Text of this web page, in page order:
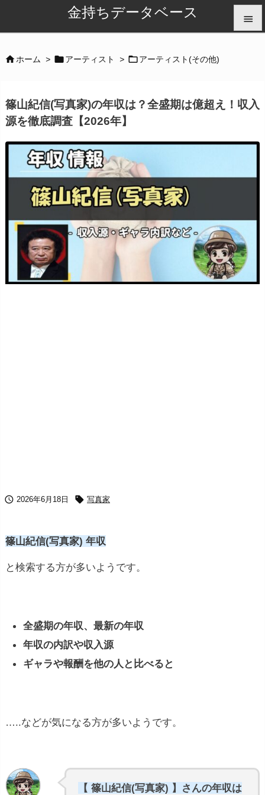
金持ちデータベース 


ホーム > アーティスト > アーティスト(その他)
篠山紀信(写真家)の年収は？全盛期は億超え！収入
源を徹底調査【2026年】
 2026年6月18日  写真家
篠山紀信(写真家) 年収
と検索する方が多いようです。
全盛期の年収、最新の年収
年収の内訳や収入源
ギャラや報酬を他の人と比べると
…..などが気になる方が多いようです。
【 篠山紀信(写真家) 】さんの年収は